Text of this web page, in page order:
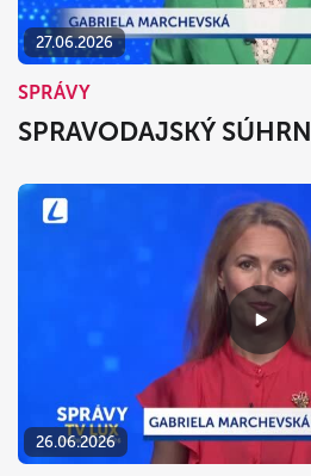
27.06.2026
SPRÁVY
SPRAVODAJSKÝ SÚHRN
26.06.2026